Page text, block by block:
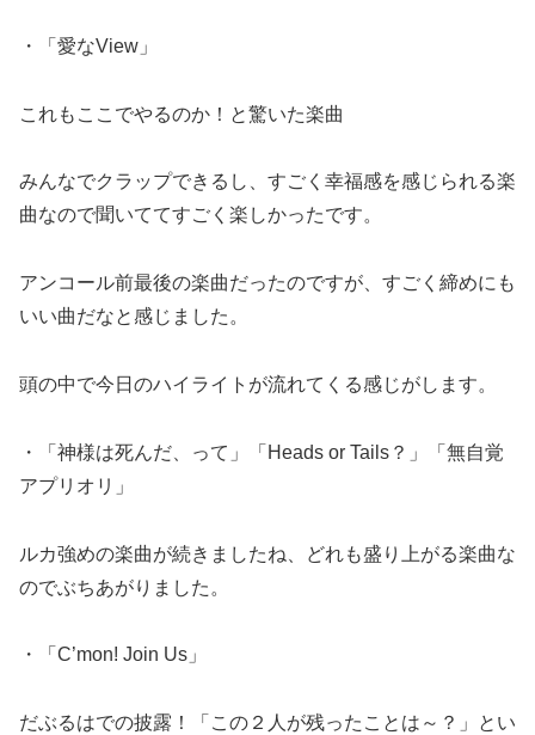
・「愛なView」
これもここでやるのか！と驚いた楽曲
みんなでクラップできるし、すごく幸福感を感じられる楽
曲なので聞いててすごく楽しかったです。
アンコール前最後の楽曲だったのですが、すごく締めにも
いい曲だなと感じました。
頭の中で今日のハイライトが流れてくる感じがします。
・「神様は死んだ、って」「Heads or Tails？」「無自覚
アプリオリ」
ルカ強めの楽曲が続きましたね、どれも盛り上がる楽曲な
のでぶちあがりました。
・「C’mon! Join Us」
だぶるはでの披露！「この２人が残ったことは～？」とい